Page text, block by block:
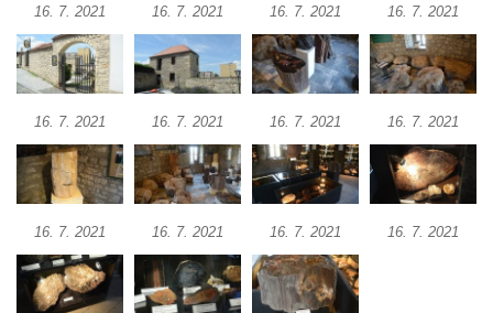
16. 7. 2021 16. 7. 2021 16. 7. 2021 16. 7. 2021
16. 7. 2021 16. 7. 2021 16. 7. 2021 16. 7. 2021
16. 7. 2021 16. 7. 2021 16. 7. 2021 16. 7. 2021